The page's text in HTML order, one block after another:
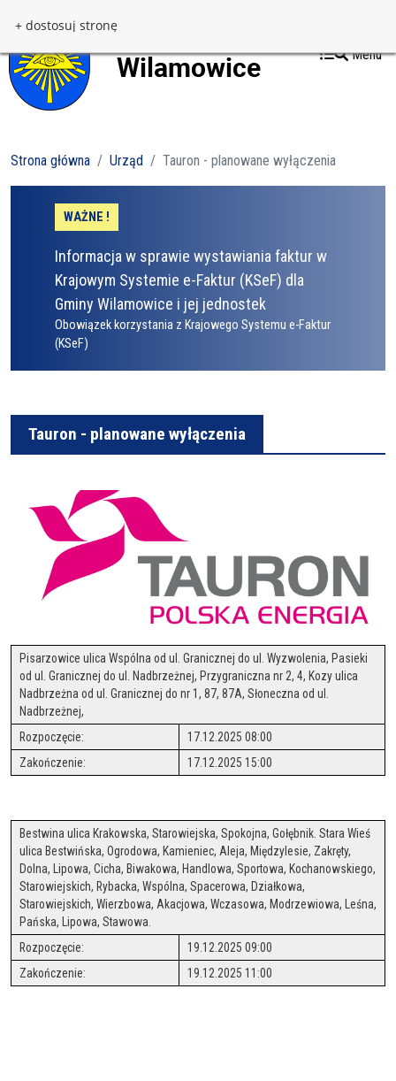
+ dostosuj stronę
Menu
Strona główna Urząd Tauron - planowane wyłączenia
WAŻNE !
Informacja w sprawie wystawiania faktur w
Krajowym Systemie e-Faktur (KSeF) dla
Gminy Wilamowice i jej jednostek
Obowiązek korzystania z Krajowego Systemu e-Faktur
(KSeF)
Tauron - planowane wyłączenia
Pisarzowice ulica Wspólna od ul. Granicznej do ul. Wyzwolenia, Pasieki
od ul. Granicznej do ul. Nadbrzeżnej, Przygraniczna nr 2, 4, Kozy ulica
Nadbrzeżna od ul. Granicznej do nr 1, 87, 87A, Słoneczna od ul.
Nadbrzeżnej,
Rozpoczęcie:
17.12.2025 08:00
Zakończenie:
17.12.2025 15:00
Bestwina ulica Krakowska, Starowiejska, Spokojna, Gołębnik. Stara Wieś
ulica Bestwińska, Ogrodowa, Kamieniec, Aleja, Międzylesie, Zakręty,
Dolna, Lipowa, Cicha, Biwakowa, Handlowa, Sportowa, Kochanowskiego,
Starowiejskich, Rybacka, Wspólna, Spacerowa, Działkowa,
Starowiejskich, Wierzbowa, Akacjowa, Wczasowa, Modrzewiowa, Leśna,
Pańska, Lipowa, Stawowa.
Rozpoczęcie:
19.12.2025 09:00
Zakończenie:
19.12.2025 11:00